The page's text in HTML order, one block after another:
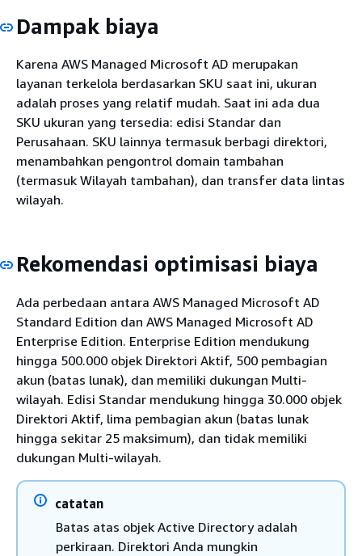
Dampak biaya
Karena AWS Managed Microsoft AD merupakan
layanan terkelola berdasarkan SKU saat ini, ukuran
adalah proses yang relatif mudah. Saat ini ada dua
SKU ukuran yang tersedia: edisi Standar dan
Perusahaan. SKU lainnya termasuk berbagi direktori,
menambahkan pengontrol domain tambahan
(termasuk Wilayah tambahan), dan transfer data lintas
wilayah.
Rekomendasi optimisasi biaya
Ada perbedaan antara AWS Managed Microsoft AD
Standard Edition dan AWS Managed Microsoft AD
Enterprise Edition. Enterprise Edition mendukung
hingga 500.000 objek Direktori Aktif, 500 pembagian
akun (batas lunak), dan memiliki dukungan Multi-
wilayah. Edisi Standar mendukung hingga 30.000 objek
Direktori Aktif, lima pembagian akun (batas lunak
hingga sekitar 25 maksimum), dan tidak memiliki
dukungan Multi-wilayah.
catatan
Batas atas objek Active Directory adalah
perkiraan. Direktori Anda mungkin